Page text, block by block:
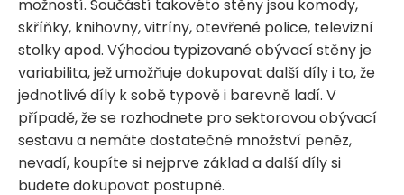
možností. Součástí takovéto stěny jsou komody,
skříňky, knihovny, vitríny, otevřené police, televizní
stolky apod. Výhodou typizované obývací stěny je
variabilita, jež umožňuje dokupovat další díly i to, že
jednotlivé díly k sobě typově i barevně ladí. V
případě, že se rozhodnete pro sektorovou obývací
sestavu a nemáte dostatečné množství peněz,
nevadí, koupíte si nejprve základ a další díly si
budete dokupovat postupně.